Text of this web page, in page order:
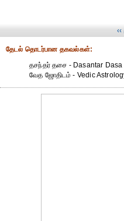
தேட‌ல் தொட‌ர்பான தகவ‌ல்க‌ள்:
தசந்தர் தசை - Dasantar Dasa
வேத ஜோதிடம் - Vedic